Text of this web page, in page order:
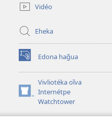
nuevaVidéo
Eheka
Edona hag̃ua
(abre
una
ventana)
Vivliotéka oĩva
Internétpe
Watchtower
(abre
nueva